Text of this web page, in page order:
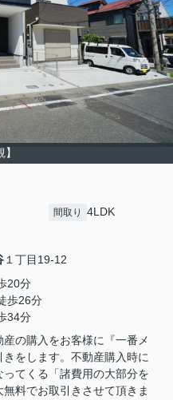
】
間取り 4LDK
１丁目19-12
20分
歩26分
34分
の購入をお客様に『一番メ
をします。不動産購入時に
てくる「諸費用の大部分を
料でお取引きさせて頂きま